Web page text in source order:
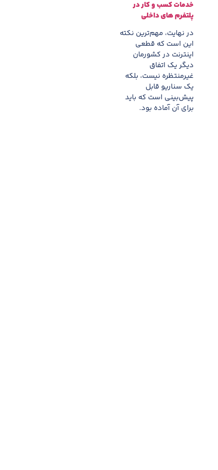
خدمات کسب و کار در
پلتفرم های داخلی
در نهايت، مهم‌ترين نکته
اين است که قطعی
اینترنت در کشورمان
دیگر يک اتفاق
غيرمنتظره نيست، بلکه
يک سناريو قابل
پيش‌بينی است که بايد
برای آن آماده بود.